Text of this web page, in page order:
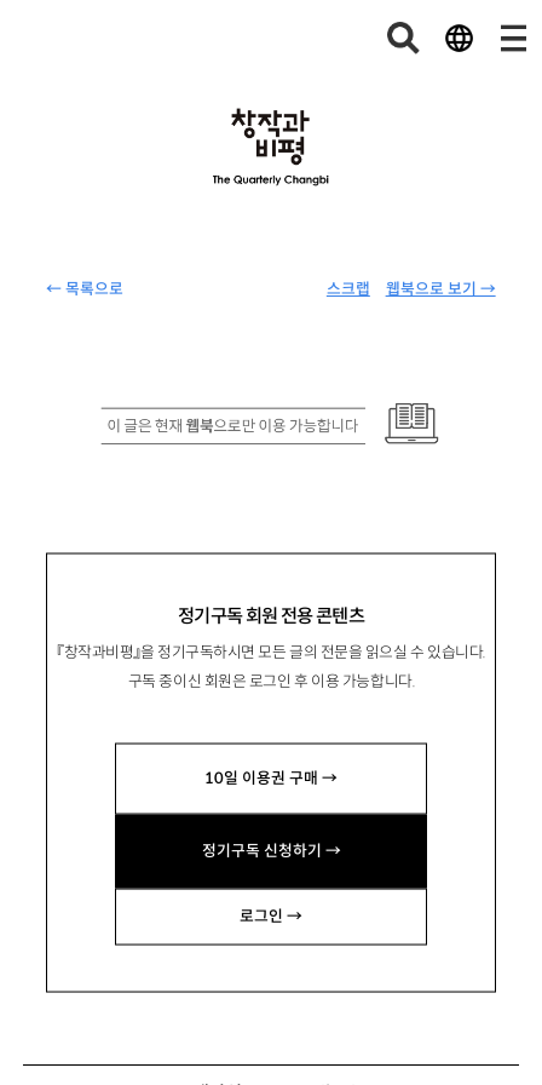
← 목록으로 웹북으로 보기 →
스크랩
정기구독 회원 전용 콘텐츠
『창작과비평』을 정기구독하시면 모든 글의 전문을 읽으실 수 있습니다.
구독 중이신 회원은 로그인 후 이용 가능합니다.
10일 이용권 구매 →
정기구독 신청하기 →
로그인 →